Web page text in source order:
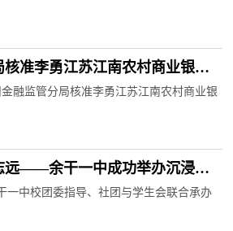
准李勇江苏江南农村商业银行
任职资格 每日动态
金融监管分局核准李勇江苏江南农村商业银
远——余干一中成功举办沉浸式
一中校团委指导、社团与学生会联合承办